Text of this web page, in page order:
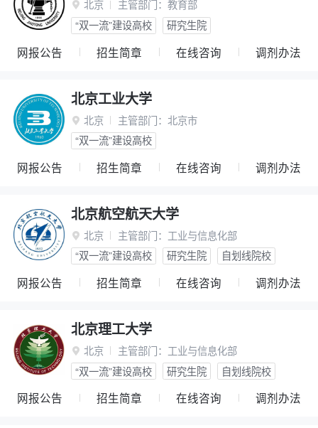
 北京 主管部门： 教育部
“双一流”建设高校
研究生院
网报公告 招生简章 在线咨询 调剂办法
北京工业大学
 北京 主管部门： 北京市
“双一流”建设高校
网报公告 招生简章 在线咨询 调剂办法
北京航空航天大学
 北京 主管部门： 工业与信息化部
“双一流”建设高校
研究生院 自划线院校
网报公告 招生简章 在线咨询 调剂办法
北京理工大学
 北京 主管部门： 工业与信息化部
“双一流”建设高校
研究生院 自划线院校
网报公告 招生简章 在线咨询 调剂办法